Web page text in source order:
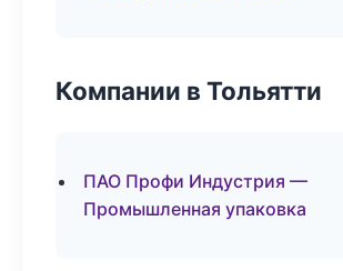
Компании в Тольятти
ПАО Профи Индустрия —
Промышленная упаковка